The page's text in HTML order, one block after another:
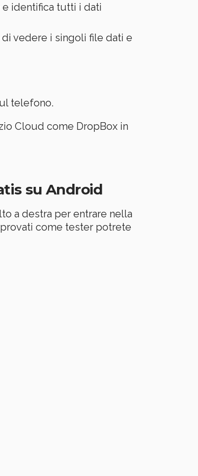
identifica tutti i dati
vedere i singoli file dati e
telefono.
Cloud come DropBox in
su Android
a destra per entrare nella
come tester potrete